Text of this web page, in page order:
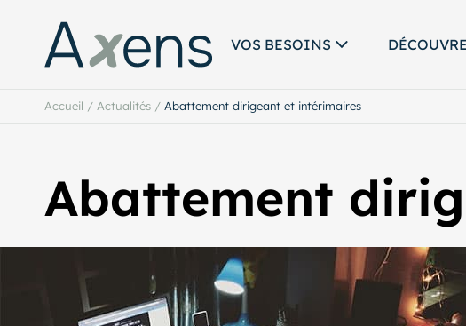
VOS BESOINS
Accueil / Actualités / Abattement dirigeant et intérimaires
Abattement